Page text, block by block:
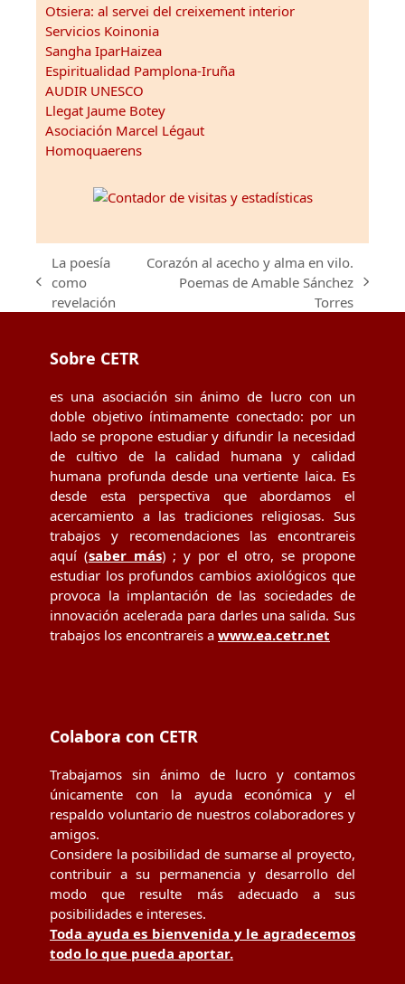
Otsiera: al servei del creixement interior
Servicios Koinonia
Sangha IparHaizea
Espiritualidad Pamplona-Iruña
AUDIR UNESCO
Llegat Jaume Botey
Asociación Marcel Légaut
Homoquaerens
previous
post:
La poesía
como
revelación
post:
Corazón al acecho y alma en vilo.
Poemas de Amable Sánchez
Torres
Sobre CETR
es una asociación sin ánimo de lucro con un
doble objetivo íntimamente conectado: por un
lado se propone estudiar y difundir la necesidad
de cultivo de la calidad humana y calidad
humana profunda desde una vertiente laica. Es
desde esta perspectiva que abordamos el
acercamiento a las tradiciones religiosas. Sus
trabajos y recomendaciones las encontrareis
aquí (saber más) ; y por el otro, se propone
estudiar los profundos cambios axiológicos que
provoca la implantación de las sociedades de
innovación acelerada para darles una salida. Sus
trabajos los encontrareis a www.ea.cetr.net
Colabora con CETR
Trabajamos sin ánimo de lucro y contamos
únicamente con la ayuda económica y el
respaldo voluntario de nuestros colaboradores y
amigos.
Considere la posibilidad de sumarse al proyecto,
contribuir a su permanencia y desarrollo del
modo que resulte más adecuado a sus
posibilidades e intereses.
Toda ayuda es bienvenida y le agradecemos
todo lo que pueda aportar.